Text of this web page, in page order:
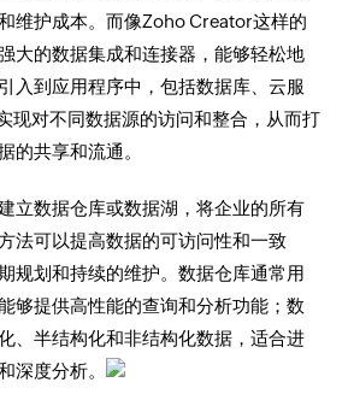
维护成本。而像Zoho Creator这样的
大的数据集成和连接器，能够轻松地
入到应用程序中，包括数据库、云服
现对不同数据源的访问和整合，从而打
的共享和流通。
建立数据仓库或数据湖，将企业的所有
法可以提高数据的可访问性和一致
规划和持续的维护。数据仓库通常用
够提供高性能的查询和分析功能；数
、半结构化和非结构化数据，适合进
深度分析。